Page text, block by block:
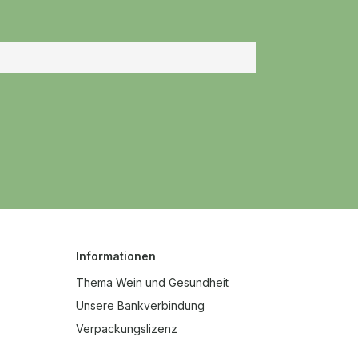
Informationen
Thema Wein und Gesundheit
Unsere Bankverbindung
Verpackungslizenz